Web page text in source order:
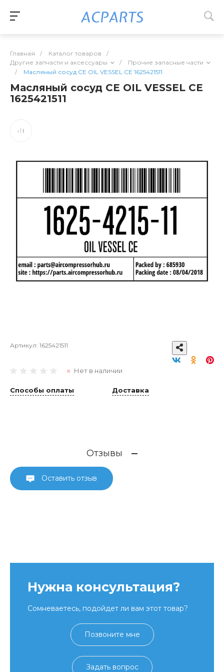
Главная / Каталог товаров
/
Другие запчасти и аксессуары
/
Прочие запасные части
/
Масляный сосуд CE OIL VESSEL CE 1625421511
Масляный сосуд CE OIL VESSEL CE
1625421511
Артикул: 1625421511
Нет в наличии
Способы оплаты Доставка
Отзывы
Оставить отзыв
Нужна консультация?
Сомневаетесь, подойдет ли вам этот товар?
Позвоните мне
Задать вопрос